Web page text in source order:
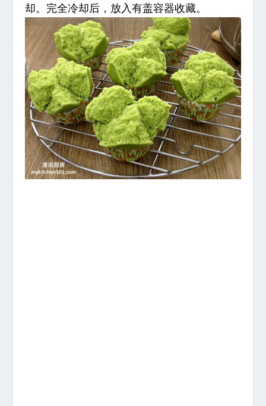
却。完全冷却后，放入有盖容器收藏。